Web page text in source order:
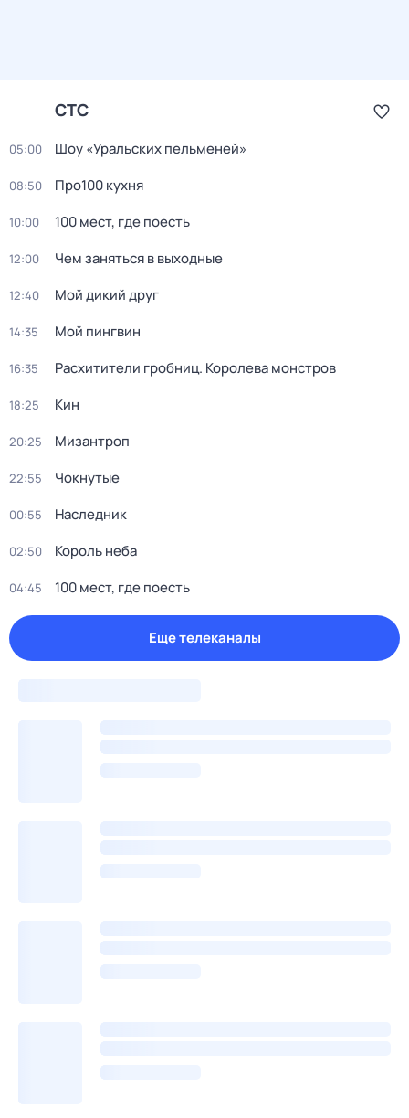
СТС
05:00 Шоу «Уральских пельменей»
08:50 Про100 кухня
10:00 100 мест, гдe поеcть
12:00 Чем заняться в выходные
12:40 Мой дикий друг
14:35 Мой пингвин
16:35 Расхитители гробниц. Королева монстров
18:25 Кин
20:25 Мизантроп
22:55 Чокнутые
00:55 Наследник
02:50 Король неба
04:45 100 мест, гдe поеcть
Еще телеканалы